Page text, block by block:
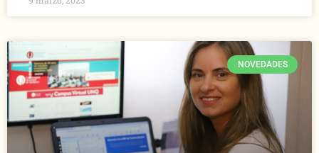
NOVEDADES